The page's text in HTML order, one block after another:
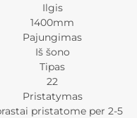
Ilgis
1400mm
Pajungimas
Iš šono
Tipas
22
Pristatymas
pristatome per 2-5